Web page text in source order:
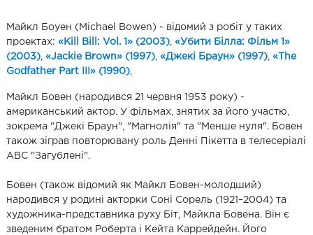
Майкл Боуен (Michael Bowen) - відомий з робіт у таких
проектах: «Kill Bill: Vol. 1» (2003) «Убити Білла: Фільм 1»
(2003) «Jackie Brown» (1997) «Джекі Браун» (1997) «The
Godfather Part III» (1990)
Майкл Бовен (народився 21 червня 1953 року) -
американський актор. У фільмах, знятих за його участю,
зокрема "Джекі Браун", "Магнолія" та "Менше нуля". Бовен
також зіграв повторювану роль Денні Пікетта в телесеріалі
ABC "Загублені".
Бовен (також відомий як Майкл Бовен-молодший)
народився у родині акторки Соні Сорель (1921–2004) та
художника-представника руху Біт, Майкла Бовена. Він є
зведеним братом Роберта і Кейта Каррейдейн. Його